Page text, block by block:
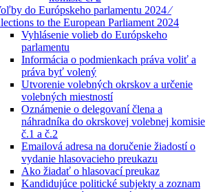
do Európskeho parlamentu 2024 ⁄
to the European Parliament 2024
Vyhlásenie volieb do Európskeho
parlamentu
Informácia o podmienkach práva voliť a
práva byť volený
Utvorenie volebných okrskov a určenie
volebných miestností
Oznámenie o delegovaní člena a
náhradníka do okrskovej volebnej komisie
č.1 a č.2
Emailová adresa na doručenie žiadostí o
vydanie hlasovacieho preukazu
Ako žiadať o hlasovací preukaz
Kandidujúce politické subjekty a zoznam